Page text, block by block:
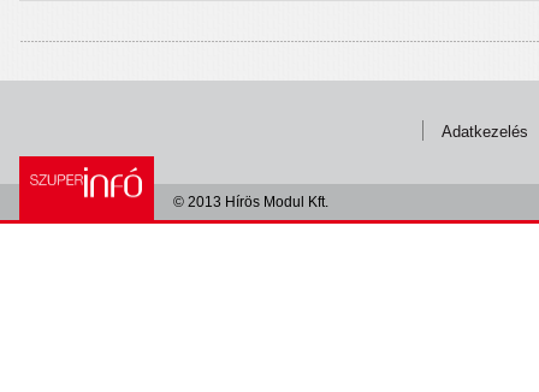
Adatkezelés
© 2013 Hírös Modul Kft.